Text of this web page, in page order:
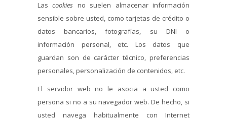
Lascookies no suelen almacenar información
sensible sobre usted, como tarjetas de crédito o
datos bancarios, fotografías, su DNI o
información personal, etc. Los datos que
guardan son de carácter técnico, preferencias
personales, personalización de contenidos, etc.
El servidor web no le asocia a usted como
persona si no a su navegador web. De hecho, si
usted navega habitualmente con Internet